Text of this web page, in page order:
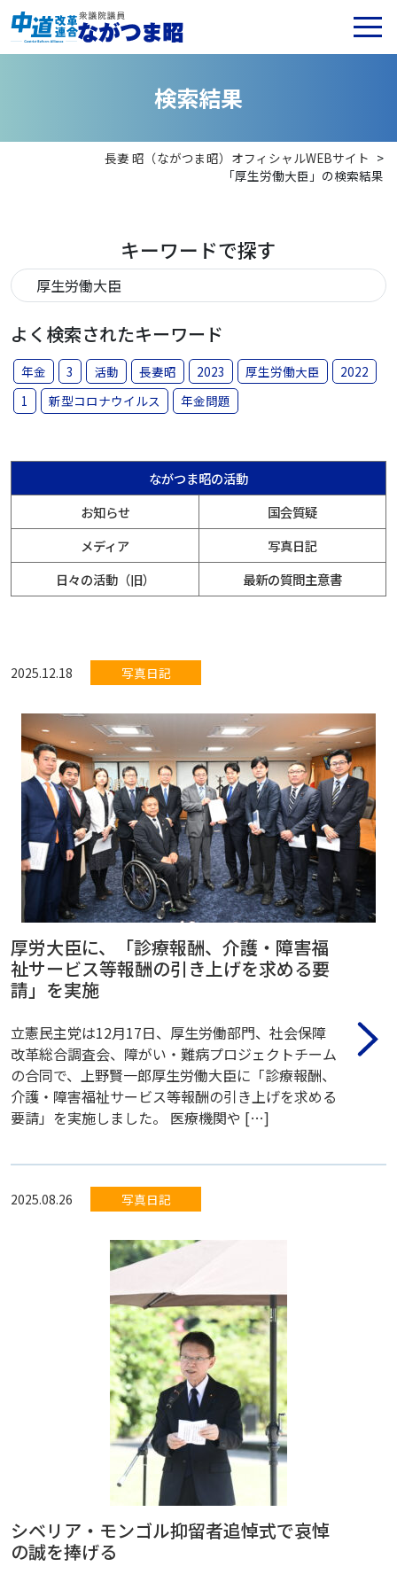
検索結果
長妻 昭（ながつま昭）オフィシャルWEBサイト >
「厚生労働大臣」の検索結果
キーワードで探す
よく検索されたキーワード
年金 3 活動 長妻昭 2023 厚生労働大臣
2022
1
新型コロナウイルス 年金問題
ながつま昭の活動
お知らせ
国会質疑
メディア
写真日記
日々の活動（旧）
最新の質問主意書
2025.12.18 写真日記
厚労大臣に、「診療報酬、介護・障害福
祉サービス等報酬の引き上げを求める要
請」を実施
立憲民主党は12月17日、厚生労働部門、社会保障
改革総合調査会、障がい・難病プロジェクトチーム
の合同で、上野賢一郎厚生労働大臣に「診療報酬、
介護・障害福祉サービス等報酬の引き上げを求める
要請」を実施しました。 医療機関や […]
2025.08.26 写真日記
シベリア・モンゴル抑留者追悼式で哀悼
の誠を捧げる